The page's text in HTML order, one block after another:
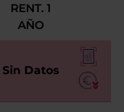
RENT. 1
AÑO
Sin Datos